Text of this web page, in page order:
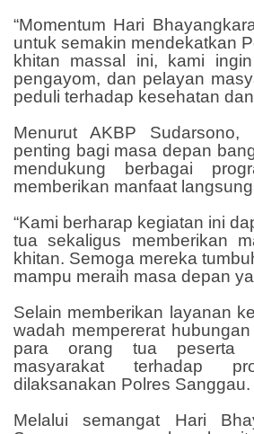
“Momentum Hari
untuk semakin mendekatkan
khitan massal ini, kami
pengayom, dan pelayan
peduli terhadap kesehatan
Menurut AKBP
penting bagi masa depan
mendukung berbagai
memberikan manfaat
“Kami berharap kegiatan ini
tua sekaligus memberikan
khitan. Semoga mereka
mampu meraih masa depan
Selain memberikan layanan
wadah mempererat
para orang tua peserta
masyarakat terhadap
dilaksanakan Polres Sanggau.
Melalui semangat Hari